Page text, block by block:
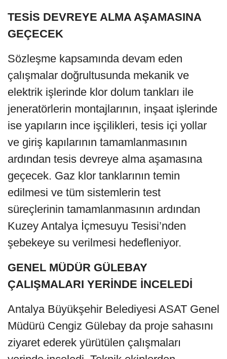
TESİS DEVREYE ALMA AŞAMASINA
GEÇECEK
Sözleşme kapsamında devam eden
çalışmalar doğrultusunda mekanik ve
elektrik işlerinde klor dolum tankları ile
jeneratörlerin montajlarının, inşaat işlerinde
ise yapıların ince işçilikleri, tesis içi yollar
ve giriş kapılarının tamamlanmasının
ardından tesis devreye alma aşamasına
geçecek. Gaz klor tanklarının temin
edilmesi ve tüm sistemlerin test
süreçlerinin tamamlanmasının ardından
Kuzey Antalya İçmesuyu Tesisi’nden
şebekeye su verilmesi hedefleniyor.
GENEL MÜDÜR GÜLEBAY
ÇALIŞMALARI YERİNDE İNCELEDİ
Antalya Büyükşehir Belediyesi ASAT Genel
Müdürü Cengiz Gülebay da proje sahasını
ziyaret ederek yürütülen çalışmaları